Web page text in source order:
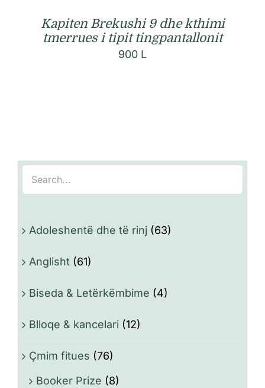
Kapiten Brekushi 9 dhe kthimi
tmerrues i tipit tingpantallonit
900 L
Adoleshentë dhe të rinj (63)
Anglisht (61)
Biseda & Letërkëmbime (4)
Blloqe & kancelari (12)
Çmim fitues (76)
Booker Prize (8)